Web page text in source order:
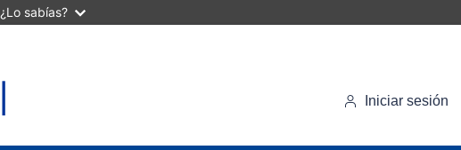
¿Lo sabías?
Iniciar sesión